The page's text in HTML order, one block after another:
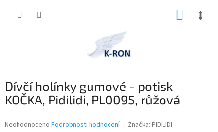
Dívčí holínky gumové - potisk
KOČKA, Pidilidi, PL0095, růžová
Průměrné
Neohodnoceno Podrobnosti hodnocení Značka: PIDILIDI